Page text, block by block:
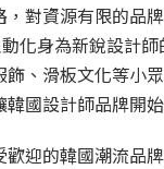
，對資源有限的品
化身為新銳設計
、滑板文化等小
國設計師品牌開
迎的韓國潮流品牌